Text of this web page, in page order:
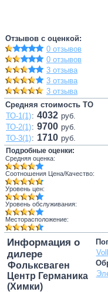
Отзывов с оценкой:
0 отзывов
0 отзывов
3 отзыва
3 отзыва
3 отзыва
Средняя стоимость ТО
ТО-1(1): 4032 руб.
ТО-2(1): 9700 руб.
ТО-3(1): 1710 руб.
Подробные оценки:
Средняя оценка:
Соотношения Цена/Качество:
Уровень цен:
Уровень обслуживания:
Месторасположение:
Информация о
дилере
Фольксваген
Центр Германика
(Химки)